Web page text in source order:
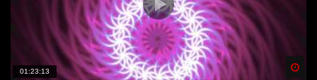
01:23:13